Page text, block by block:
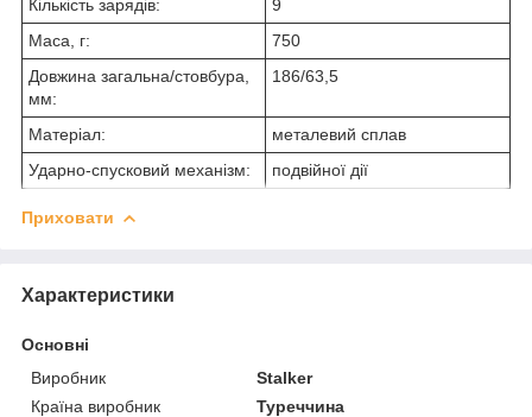
Кількість зарядів:
9
Маса, г:
750
Довжина загальна/стовбура,
мм:
186/63,5
Матеріал:
металевий сплав
Ударно-спусковий механізм:
подвійної дії
Приховати
Характеристики
Основні
Виробник
Stalker
Країна виробник
Туреччина